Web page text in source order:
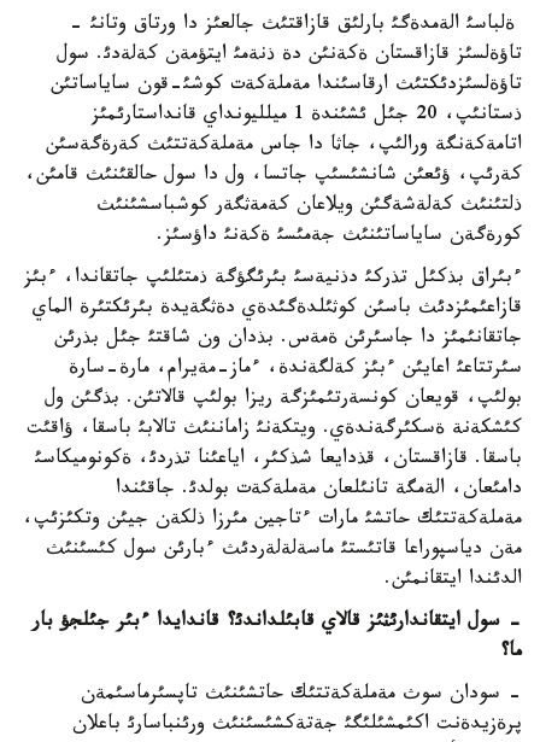
ةلباسئ الةمدةگئ بارلئق قازاقتئث جالعئز دا ورتاق وتانئ -
تاؤةلسئز قازاقستان ةكةنئن دة ذنةمئ ايتؤمةن كةلةدئ. سول
تاؤةلسئزدئكتئث ارقاسئندا مةملةكةت كوشئ-قون ساياساتئن
ذستانئپ، 20 جئل ئشئندة 1 ميلليونداي قانداستارئمئز
اتامةكةنگة ورالئپ، جاثا دا جاس مةملةكةتتئث كةرةگةسئن
كةرئپ، ؤئعئن شانشئسئپ جاتسا، ول دا سول حالقئنئث قامئن،
ذلتئنئث كةلةشةگئن ويلاعان كةمةثگةر كوشباسشئنئث
كورةگةن ساياساتئنئث جةمئسئ ةكةنئ داؤسئز.
ءبئراق بذكئل تذركئ دذنيةسئ بئرئگؤگة ذمتئلئپ جاتقاندا، ءبئز
قازاعئمئزدئث باسئن كوثئلدةگئدةي دةثگةيدة بئرئكتئرة الماي
جاتقانئمئز دا جاسئرئن ةمةس. بذدان ون شاقتئ جئل بذرئن
سئرتتاعئ اعايئن ءبئز كةلگةندة، ءماز-مةيرام، مارة-سارة
بولئپ، قويعان كونسةرتئمئزگة ريزا بولئپ قالاتئن. بذگئن ول
كئشكةنة ةسكئرگةندةي. ويتكةنئ زاماننئث تالابئ باسقا، ؤاقئت
باسقا. قازاقستان، قذدايعا شذكئر، اياعئنا تذردئ، ةكونوميكاسئ
دامئعان، الةمگة تانئلعان مةملةكةت بولدئ. جاقئندا
مةملةكةتتئك حاتشئ مارات ءتاجين مئرزا ذلكةن جيئن وتكئزئپ،
مةن دياسپوراعا قاتئستئ ماسةلةلةردئث ءبارئن سول كئسئنئث
الدئندا ايتقانمئن.
- سول ايتقاندارئثئز قالاي قابئلداندئ؟ قاندايدا ءبئر جئلجؤ بار
ما؟
- سودان سوث مةملةكةتتئك حاتشئنئث تاپسئرماسئمةن
پرةزيدةنت اكئمشئلئگئ جةتةكشئسئنئث ورئنباسارئ باعلان